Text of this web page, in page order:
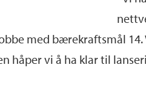
med bærekraftsmål 14.
håper vi å ha klar til